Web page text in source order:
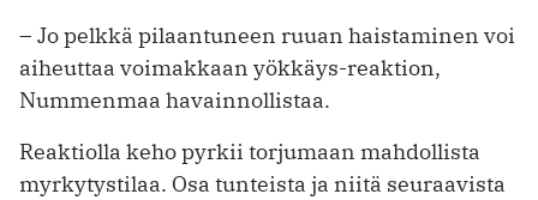
– Jo pelkkä pilaantuneen ruuan haistaminen voi
aiheuttaa voimakkaan yökkäys-reaktion,
Nummenmaa havainnollistaa.
Reaktiolla keho pyrkii torjumaan mahdollista
myrkytystilaa. Osa tunteista ja niitä seuraavista